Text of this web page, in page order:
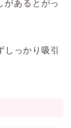
があるとがっ
っかり吸引